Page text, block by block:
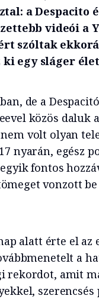
a Despacito
videói a
szóltak
egy sláger
de a
közös daluk
volt olyan
nyarán, egész
fontos
vonzott be
alatt érte el
a
rekordot, amit
szerencsés